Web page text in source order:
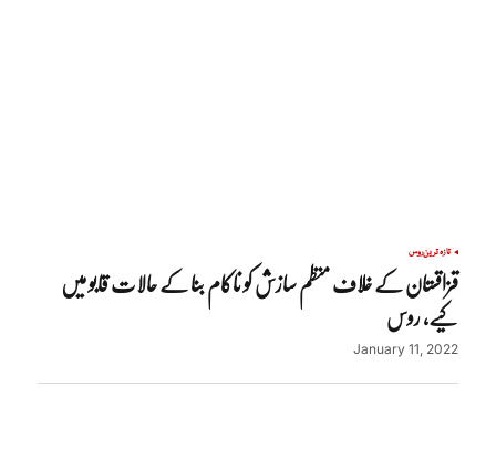
تازہ ترینروس
قزاقستان کے خلاف منظم سازش کو ناکام بنا کے حالات قابو میں
کیے، روس
January 11, 2022